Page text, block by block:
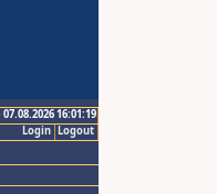
16:01:19
Logout
Login